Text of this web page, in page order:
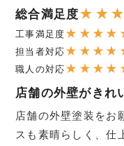
総合満足度★ ★ ★
工事満足度★ ★ ★ ★
担当者対応★ ★ ★ ★
職人の対応★ ★ ★ ★
店舗の外壁がきれ
店舗の外壁塗装をお
スも素晴らしく、仕